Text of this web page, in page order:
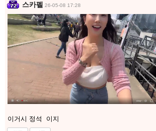
스카펠 26-05-08 17:28
이거시 정석 이지